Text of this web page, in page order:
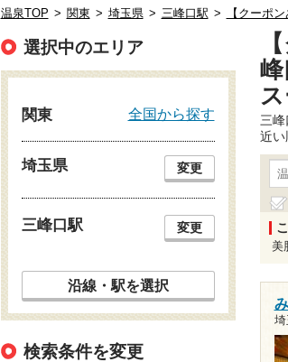
温泉TOP > 関東 > 埼玉県 > 三峰口駅 > 【クーポ
峰
三
近い
美
選択中のエリア
関東 全国から探す
埼玉県 変更
三峰口駅 変更
沿線・駅を選択
検索条件を変更